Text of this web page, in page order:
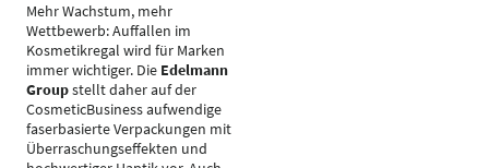
Mehr Wachstum, mehr
Wettbewerb: Auffallen im
Kosmetikregal wird für Marken
immer wichtiger. Die Edelmann
Groupstellt daher auf der
CosmeticBusiness aufwendige
faserbasierte Verpackungen mit
Überraschungseffekten und